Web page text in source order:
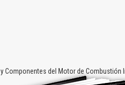
Componentes del Motor de Combustión